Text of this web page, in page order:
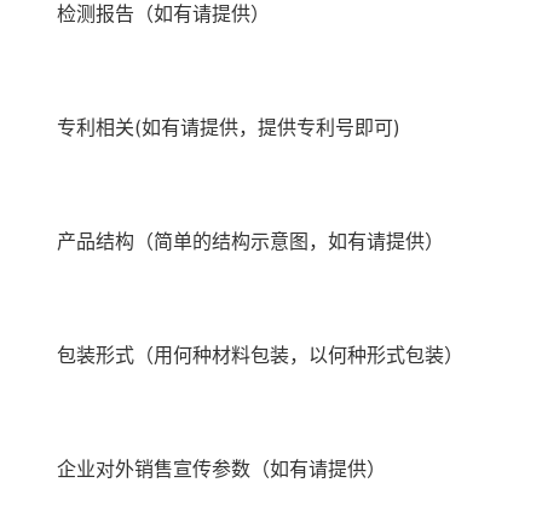
检测报告（如有请提供）
专利相关(如有请提供，提供专利号即可)
产品结构（简单的结构示意图，如有请提供）
包装形式（用何种材料包装，以何种形式包装）
企业对外销售宣传参数（如有请提供）